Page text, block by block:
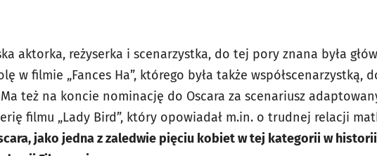
aktorka, reżyserka i scenarzystka, do tej pory znana była
w filmie „Fances Ha”, którego była także współscenarzystką,
też na koncie nominację do Oscara za scenariusz
filmu „Lady Bird”, który opowiadał m.in. o trudnej relacji
jako jedna z zaledwie pięciu kobiet w tej kategorii w